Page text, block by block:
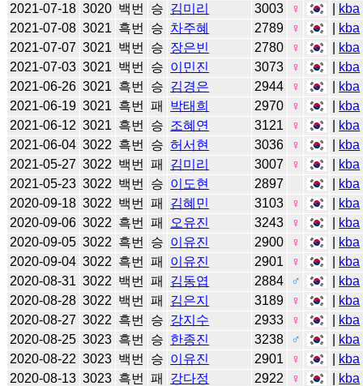
2021-07-18 3020 백번 승 김미리 3003 ♀ kba
2021-07-08 3021 흑번 승 차주혜 2789 ♀ kba
2021-07-07 3021 백번 승 장은빈 2780 ♀ kba
2021-07-03 3021 백번 승 이민진 3073 ♀ kba
2021-06-26 3021 흑번 승 김경은 2944 ♀ kba
2021-06-19 3021 흑번 패 박태희 2970 ♀ kba
2021-06-12 3021 흑번 승 조혜연 3121 ♀ kba
2021-06-04 3022 흑번 승 허서현 3036 ♀ kba
2021-05-27 3022 백번 패 김미리 3007 ♀ kba
2021-05-23 3022 백번 승 이도현 2897 kba
2020-09-18 3022 백번 패 김혜민 3103 ♀ kba
2020-09-06 3022 흑번 패 오유진 3243 ♀ kba
2020-09-05 3022 흑번 승 이유진 2900 ♀ kba
2020-09-04 3022 흑번 패 이유진 2901 ♀ kba
2020-08-31 3022 백번 패 김동엽 2884 ♂ kba
2020-08-28 3022 백번 패 김은지 3189 ♀ kba
2020-08-27 3022 흑번 승 강지수 2933 ♀ kba
2020-08-25 3023 흑번 승 한종진 3238 ♂ kba
2020-08-22 3023 백번 승 이유진 2901 ♀ kba
2020-08-13 3023 흑번 패 강다정 2922 ♀ kba